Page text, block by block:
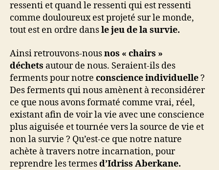
ressenti et quand le ressenti qui est ressenti
comme douloureux est projeté sur le monde,
tout est en ordre dansle jeu de la survie.
Ainsi retrouvons-nousnos « chairs »
déchets autour de nous. Seraient-ils des
ferments pour notre conscience individuelle?
Des ferments qui nous amènent à reconsidérer
ce que nous avons formaté comme vrai, réel,
existant afin de voir la vie avec une conscience
plus aiguisée et tournée vers la source de vie et
non la survie ? Qu’est-ce que notre nature
achète à travers notre incarnation, pour
reprendre les termesd’Idriss Aberkane.